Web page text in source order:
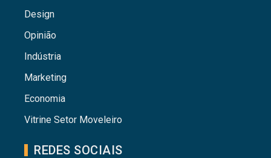
Design
Opinião
Indústria
Marketing
Economia
Vitrine Setor Moveleiro
REDES SOCIAIS